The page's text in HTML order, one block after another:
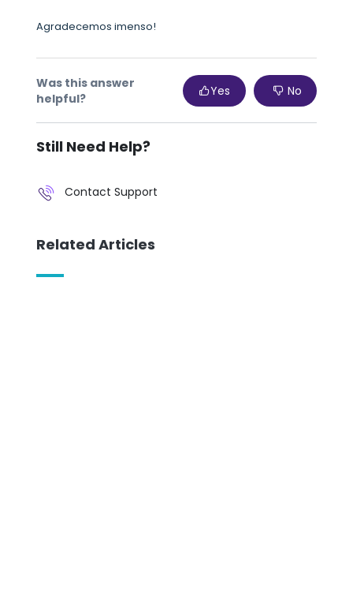
Agradecemos imenso!
Was this answer
helpful?
Yes No
Still Need Help?
Contact Support
Related Articles